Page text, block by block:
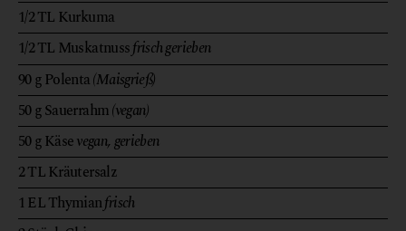
1/2TL Kurkuma
1/2TL Muskatnussfrisch gerieben
90gPolenta(Maisgrieß)
50gSauerrahm(vegan)
50gKäsevegan, gerieben
2TLKräutersalz
1 ELThymianfrisch